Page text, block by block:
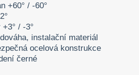
+60° / -60°
/ -3°
instalační materiál
ocelová konstrukce
černé